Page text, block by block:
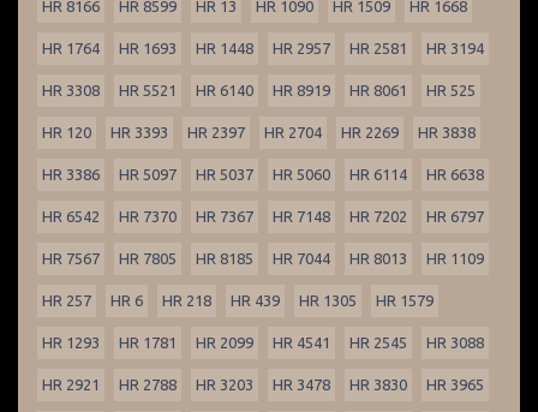
HR 8166 HR 8599 HR 13 HR 1090 HR 1509 HR 1668
HR 1764 HR 1693 HR 1448 HR 2957 HR 2581 HR 3194
HR 3308 HR 5521 HR 6140 HR 8919 HR 8061 HR 525
HR 120 HR 3393 HR 2397 HR 2704 HR 2269 HR 3838
HR 3386 HR 5097 HR 5037 HR 5060 HR 6114 HR 6638
HR 6542 HR 7370 HR 7367 HR 7148 HR 7202 HR 6797
HR 7567 HR 7805 HR 8185 HR 7044 HR 8013 HR 1109
HR 257 HR 6 HR 218 HR 439 HR 1305 HR 1579
HR 1293 HR 1781 HR 2099 HR 4541 HR 2545 HR 3088
HR 2921 HR 2788 HR 3203 HR 3478 HR 3830 HR 3965